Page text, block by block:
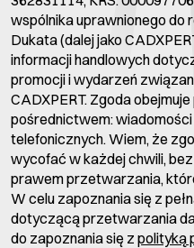
wspólnika uprawnionego do
Dukata (dalej jako
informacji handlowych
promocji i wydarzeń
CADXPERT. Zgoda
pośrednictwem:
telefonicznych. Wiem, że
wycofać w każdej chwili,
prawem przetwarzania,
W celu zapoznania się z
dotyczącą przetwarzania
do zapoznania się z polityką